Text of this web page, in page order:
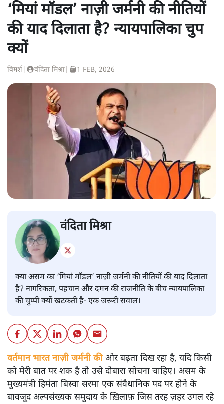
‘मियां मॉडल’ नाज़ी जर्मनी की नीतियों
की याद दिलाता है? न्यायपालिका चुप
क्यों
विमर्श वंदिता मिश्रा 1 FEB, 2026
वंदिता मिश्रा
क्या असम का ‘मियां मॉडल’ नाज़ी जर्मनी की नीतियों की याद दिलाता
है? नागरिकता, पहचान और दमन की राजनीति के बीच न्यायपालिका
की चुप्पी क्यों खटकती है- एक जरूरी सवाल।
वर्तमान भारत नाज़ी जर्मनी कीओर बढ़ता दिख रहा है, यदि किसी
को मेरी बात पर शक है तो उसे दोबारा सोचना चाहिए। असम के
मुख्यमंत्री हिमंता बिस्वा सरमा एक संवैधानिक पद पर होने के
बावजूद अल्पसंख्यक समुदाय के ख़िलाफ़ जिस तरह ज़हर उगल रहे